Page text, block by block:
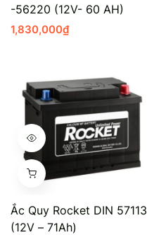
-56220 (12V- 60 AH)
1,830,000₫
Ắc Quy Rocket DIN 57113
(12V – 71Ah)